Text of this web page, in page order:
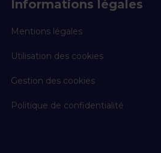
Informations légales
Mentions légales
Utilisation des cookies
Gestion des cookies
Politique de confidentialité